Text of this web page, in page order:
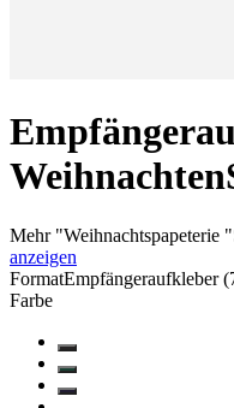
Weihnachten
Mehr"Weihnachtspapeterie
anzeigen
FormatEmpfängeraufkleber
Farbe